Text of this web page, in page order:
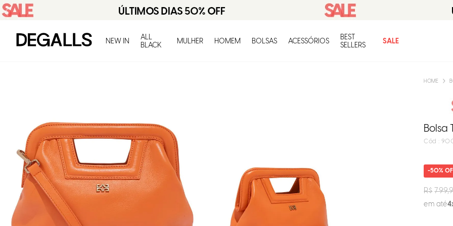
NEW IN
ALL
BLACK
MULHER HOMEM BOLSAS ACESSÓRIOS
BEST
SELLERS
SALE O
Bolsa
:
50%
R$
em até4